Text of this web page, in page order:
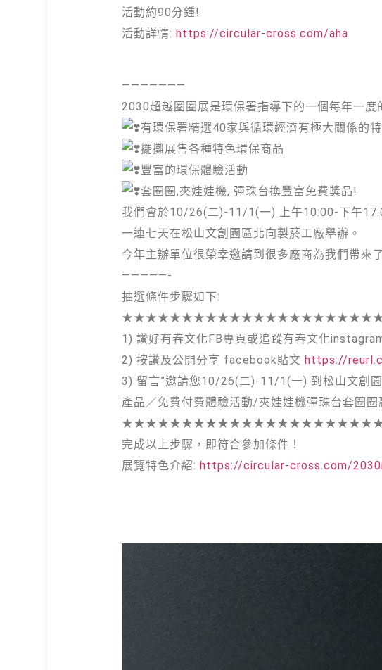
活動約90分鍾!
活動詳情:https://circular-cross.com/aha
———————
2030超越圈圈展是環保署指導下的一個每年一
有環保署精選40家與循環經濟有極大關係的
擺攤展售各種特色環保商品
豐富的環保體驗活動
套圈圈,夾娃娃機, 彈珠台換豐富免費獎品!
我們會於10/26(二)-11/1(一) 上午10:00-下午
一連七天在松山文創園區北向製菸工廠舉辦。
今年主辦單位很榮幸邀請到很多廠商為我們帶來
—————-
抽選條件步驟如下:
1) 讚好有春文化FB專頁或追蹤有春文化
2) 按讚及公開分享 facebook貼文 https://
3) 留言”邀請您10/26(二)-11/1(一) 到松山文創
產品／免費付費體驗活動/夾娃娃機彈珠台套圈
完成以上步驟，即符合參加條件！
展覽特色介紹: https://circular-cross.com/